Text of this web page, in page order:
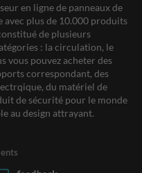
en ligne de panneaux de
plus de 10.000 produits
de plusieurs
: la circulation, le
vous pouvez acheter des
correspondant, des
du matériel de
de sécurité pour le monde
au design attrayant.